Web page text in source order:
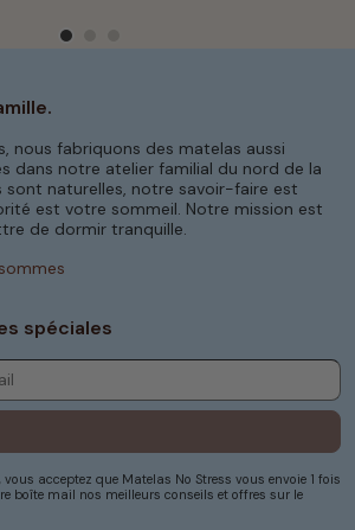
nous fabriquons des matelas aussi
dans notre atelier familial du nord de la
sont naturelles, notre savoir-faire est
est votre sommeil. Notre mission est
de dormir tranquille.
spéciales
acceptez que Matelas No Stress vous envoie 1 fois
boîte mail nos meilleurs conseils et offres sur le